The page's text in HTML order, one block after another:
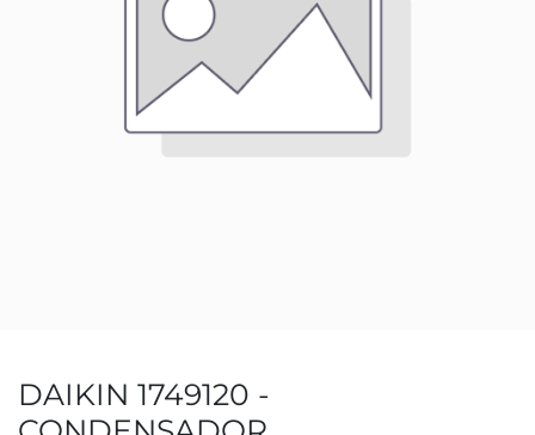
DAIKIN 1749120 -